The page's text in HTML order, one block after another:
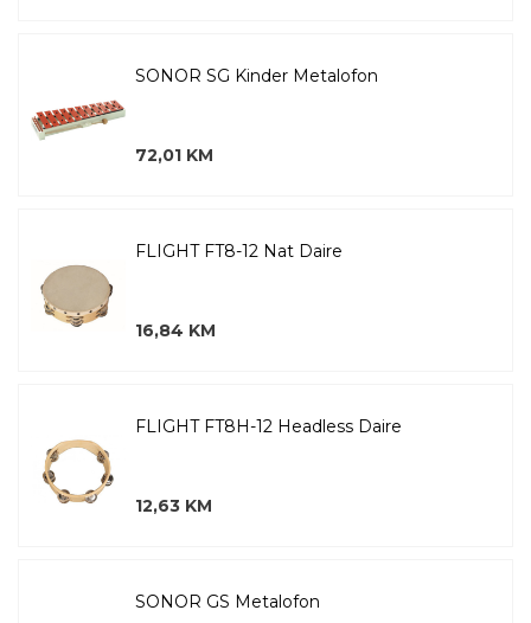
SONOR SG Kinder Metalofon
72,01 KM
FLIGHT FT8-12 Nat Daire
16,84 KM
FLIGHT FT8H-12 Headless Daire
12,63 KM
SONOR GS Metalofon